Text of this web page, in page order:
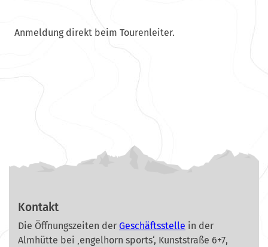
Anmeldung direkt beim Tourenleiter.
Kontakt
Die Öffnungszeiten der Geschäftsstelle in der
Almhütte bei ‚engelhorn sports‘, Kunststraße 6+7,